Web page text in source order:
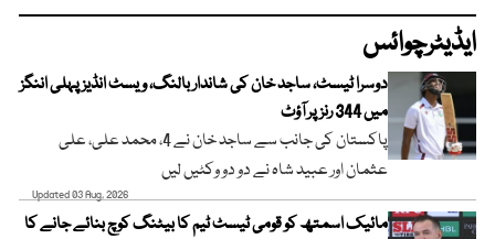
ایڈیٹرچوائس
دوسرا ٹیسٹ، ساجد خان کی شاندار بالنگ، ویسٹ انڈیز پہلی اننگز
میں 344 رنز پر آؤٹ
پاکستان کی جانب سے ساجد خان نے 4، محمد علی، علی
عثمان اور عبید شاہ نے دو دو وکٹیں لیں
Updated 03 Aug, 2026
مائیک اسمتھ کو قومی ٹیسٹ ٹیم کا بیٹنگ کوچ بنائے جانے کا